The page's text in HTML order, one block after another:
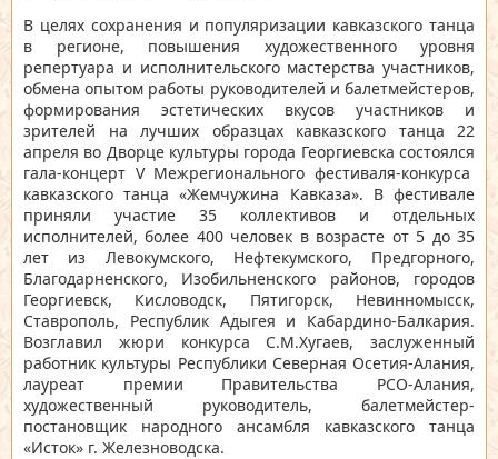
В целях сохранения и популяризации кавказского танца
в регионе, повышения художественного уровня
репертуара и исполнительского мастерства участников,
обмена опытом работы руководителей и балетмейстеров,
формирования эстетических вкусов участников и
зрителей на лучших образцах кавказского танца 22
апреля во Дворце культуры города Георгиевска состоялся
гала-концерт V Межрегионального фестиваля-конкурса
кавказского танца «Жемчужина Кавказа». В фестивале
приняли участие 35 коллективов и отдельных
исполнителей, более 400 человек в возрасте от 5 до 35
лет из Левокумского, Нефтекумского, Предгорного,
Благодарненского, Изобильненского районов, городов
Георгиевск, Кисловодск, Пятигорск, Невинномысск,
Ставрополь, Республик Адыгея и Кабардино-Балкария.
Возглавил жюри конкурса С.М.Хугаев, заслуженный
работник культуры Республики Северная Осетия-Алания,
лауреат премии Правительства РСО-Алания,
художественный руководитель, балетмейстер-
постановщик народного ансамбля кавказского танца
«Исток» г. Железноводска.